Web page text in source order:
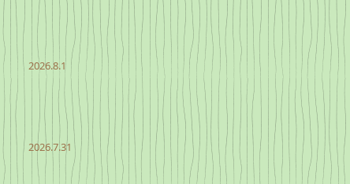
2026.8.1
2026.7.31